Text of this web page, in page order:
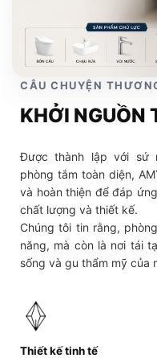
CÂU CHUYỆN
KHỞI NGUỒN
Được thành lập với sứ
phòng tắm toàn diện,
và hoàn thiện để đáp
chất lượng và thiết kế.
Chúng tôi tin rằng,
năng, mà còn là nơi tái
sống và gu thẩm mỹ của
Thiết kế tinh tế